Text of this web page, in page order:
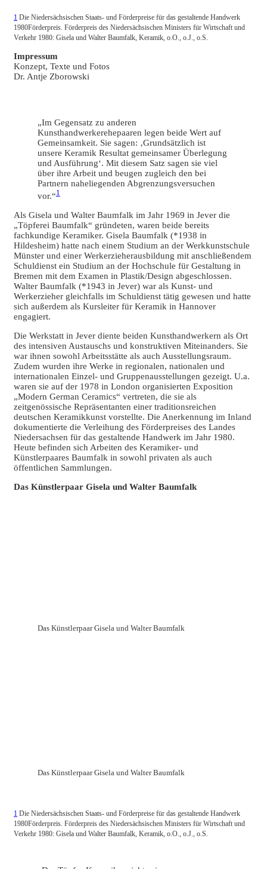
1 Die Niedersächsischen Staats- und Förderpreise für das gestaltende Handwerk
1980Förderpreis. Förderpreis des Niedersächsischen Ministers für Wirtschaft und
Verkehr 1980: Gisela und Walter Baumfalk, Keramik, o.O., o.J., o.S.
Impressum
Konzept, Texte und Fotos
Dr. Antje Zborowski
„Im Gegensatz zu anderen
Kunsthandwerkerehepaaren legen beide Wert auf
Gemeinsamkeit. Sie sagen: ‚Grundsätzlich ist
unsere Keramik Resultat gemeinsamer Überlegung
und Ausführung‘. Mit diesem Satz sagen sie viel
über ihre Arbeit und beugen zugleich den bei
Partnern naheliegenden Abgrenzungsversuchen
vor.“1
Als Gisela und Walter Baumfalk im Jahr 1969 in Jever die
„Töpferei Baumfalk“ gründeten, waren beide bereits
fachkundige Keramiker. Gisela Baumfalk (*1938 in
Hildesheim) hatte nach einem Studium an der Werkkunstschule
Münster und einer Werkerzieherausbildung mit anschließendem
Schuldienst ein Studium an der Hochschule für Gestaltung in
Bremen mit dem Examen in Plastik/Design abgeschlossen.
Walter Baumfalk (*1943 in Jever) war als Kunst- und
Werkerzieher gleichfalls im Schuldienst tätig gewesen und hatte
sich außerdem als Kursleiter für Keramik in Hannover
engagiert.
Die Werkstatt in Jever diente beiden Kunsthandwerkern als Ort
des intensiven Austauschs und konstruktiven Miteinanders. Sie
war ihnen sowohl Arbeitsstätte als auch Ausstellungsraum.
Zudem wurden ihre Werke in regionalen, nationalen und
internationalen Einzel- und Gruppenausstellungen gezeigt. U.a.
waren sie auf der 1978 in London organisierten Exposition
„Modern German Ceramics“ vertreten, die sie als
zeitgenössische Repräsentanten einer traditionsreichen
deutschen Keramikkunst vorstellte. Die Anerkennung im Inland
dokumentierte die Verleihung des Förderpreises des Landes
Niedersachsen für das gestaltende Handwerk im Jahr 1980.
Heute befinden sich Arbeiten des Keramiker- und
Künstlerpaares Baumfalk in sowohl privaten als auch
öffentlichen Sammlungen.
Das Künstlerpaar Gisela und Walter Baumfalk
Das Künstlerpaar Gisela und Walter Baumfalk
Das Künstlerpaar Gisela und Walter Baumfalk
1 Die Niedersächsischen Staats- und Förderpreise für das gestaltende Handwerk
1980Förderpreis. Förderpreis des Niedersächsischen Ministers für Wirtschaft und
Verkehr 1980: Gisela und Walter Baumfalk, Keramik, o.O., o.J., o.S.